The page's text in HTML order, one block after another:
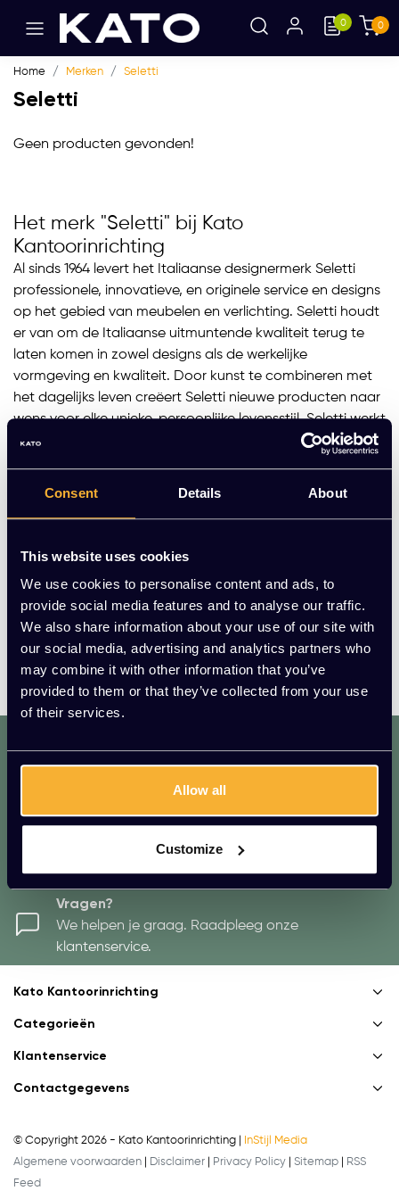
Consent Details About
This website uses cookies
We use cookies to personalise content and ads, to
provide social media features and to analyse our traffic.
We also share information about your use of our site with
our social media, advertising and analytics partners who
may combine it with other information that you’ve
provided to them or that they’ve collected from your use
of their services.
Allow all
Customize
0 0
Home Merken Seletti
Seletti
Geen producten gevonden!
Het merk "Seletti" bij Kato
Kantoorinrichting
Al sinds 1964 levert het Italiaanse designermerk Seletti
professionele, innovatieve, en originele service en designs
op het gebied van meubelen en verlichting. Seletti houdt
er van om de Italiaanse uitmuntende kwaliteit terug te
laten komen in zowel designs als de werkelijke
vormgeving en kwaliteit. Door kunst te combineren met
het dagelijks leven creëert Seletti nieuwe producten naar
wens voor elke unieke, persoonlijke levensstijl. Seletti werkt
ook veel samen met internationale designers en studios
verlichtingen, gecertificeerde meubelen en fascinerende
Denk hierbij aan Huis Roodenburch in Nederland, of zelfs
de Crooks Bar in Griekenland. Al sinds het begin streeft
Seletti naar productverbetering en procesverbetering.
Door constante vernieuwingen maakt dit designermerk
het verschil in de designerwereld.
Mis geen enkele aanbieding of actie.
Meld je aan voor onze nieuwsbrief!
AANMELDEN
* We zullen uw e-mailadres nooit met iemand anders delen.
Vragen?
We helpen je graag. Raadpleeg onze
klantenservice.
Kato Kantoorinrichting
Categorieën
Klantenservice
Contactgegevens
© Copyright 2026 - Kato Kantoorinrichting |
InStijl Media
Algemene voorwaarden
Disclaimer Privacy Policy Sitemap
RSS
Feed